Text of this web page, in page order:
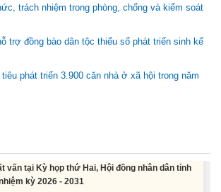
trách nhiệm trong phòng, chống và kiểm soát
trợ đồng bào dân tộc thiểu số phát triển sinh kế
phát triển 3.900 căn nhà ở xã hội trong năm
thực hiện Dự án Xây dựng Trụ sở làm...
phân bổ kế hoạch vốn đầu tư phát triển được
sang năm 2026 thực hiện và giải...